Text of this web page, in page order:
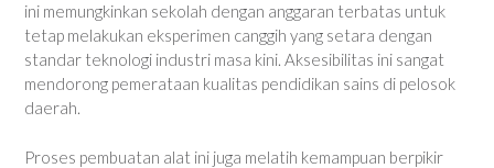
ini memungkinkan sekolah dengan anggaran terbatas untuk
tetap melakukan eksperimen canggih yang setara dengan
standar teknologi industri masa kini. Aksesibilitas ini sangat
mendorong pemerataan kualitas pendidikan sains di pelosok
daerah.
Proses pembuatan alat ini juga melatih kemampuan berpikir